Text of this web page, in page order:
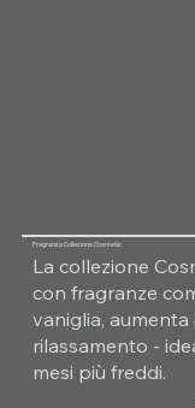
Fragranza Collezione Cosmetic
La collezione
con fragranze
vaniglia,
rilassamento -
mesi più freddi.